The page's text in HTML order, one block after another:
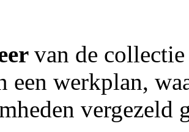
van de
een werkplan,
vergezeld